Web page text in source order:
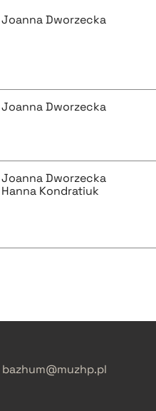
Joanna Dworzecka
Joanna Dworzecka
Joanna Dworzecka
Hanna Kondratiuk
bazhum@muzhp.pl